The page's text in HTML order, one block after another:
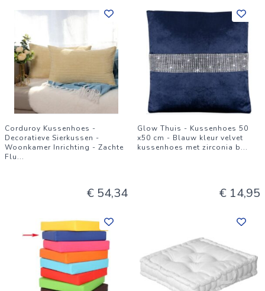
Corduroy Kussenhoes -
Decoratieve Sierkussen -
Woonkamer Inrichting - Zachte
Flu...
€ 54,34
Glow Thuis - Kussenhoes 50
x50 cm - Blauw kleur velvet
kussenhoes met zirconia b...
€ 14,95